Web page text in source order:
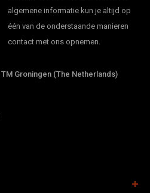
algemene informatie kun je altijd op
één van de onderstaande manieren
contact met ons opnemen.
Groningen (The Netherlands)